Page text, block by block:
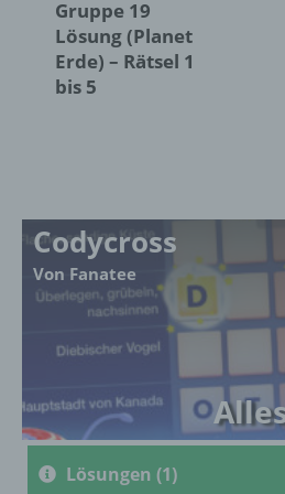
Gruppe 19
Lösung (Planet
Erde) – Rätsel 1
bis 5
Codycross
Von Fanatee
Lösungen (1)
Mitgliedstaaten
personenbezogene
jedoch nicht als
Stelle außer der
Verantwortlichen, dem
und den Personen, die
unmittelbaren
Verantwortlichen oder
Auftragsverarbeiters
personenbezogenen
k) Einwilligung
Einwilligung ist jede von